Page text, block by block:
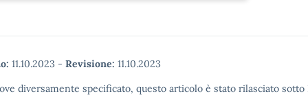
11.10.2023 - Revisione: 11.10.2023
diversamente specificato, questo articolo è stato rilasciato